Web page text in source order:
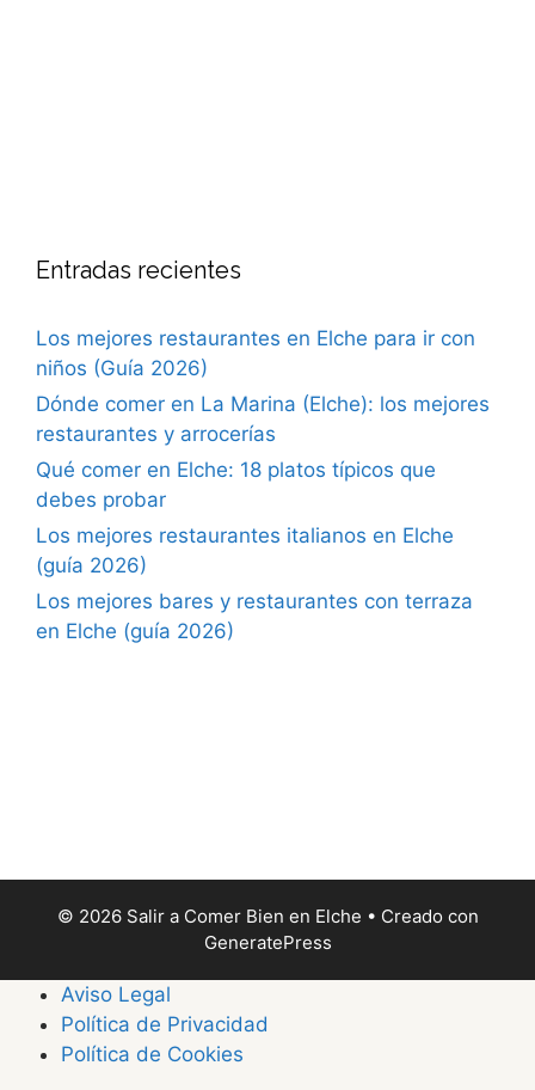
Entradas recientes
Los mejores restaurantes en Elche para ir con
niños (Guía 2026)
Dónde comer en La Marina (Elche): los mejores
restaurantes y arrocerías
Qué comer en Elche: 18 platos típicos que
debes probar
Los mejores restaurantes italianos en Elche
(guía 2026)
Los mejores bares y restaurantes con terraza
en Elche (guía 2026)
© 2026 Salir a Comer Bien en Elche • Creado con
GeneratePress
Aviso Legal
Política de Privacidad
Política de Cookies